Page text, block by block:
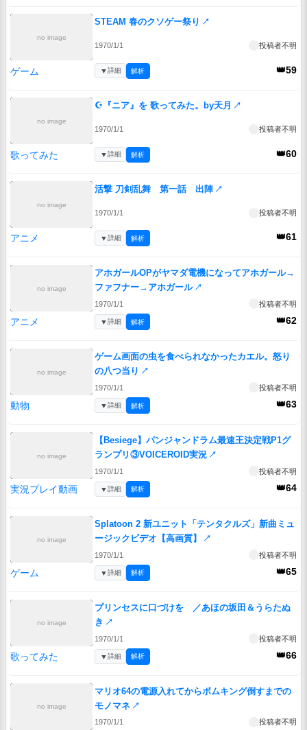
no image
STEAM 春のクソゲー祭り ↗
1970/1/1 投稿者不明
ゲーム 👑59
▼詳細 解析
no image
☪『ニア』を 歌ってみた。by天月 ↗
1970/1/1 投稿者不明
歌ってみた 👑60
▼詳細 解析
no image
活撃 刀剣乱舞 第一話 出陣 ↗
1970/1/1 投稿者不明
アニメ 👑61
▼詳細 解析
no image
アホガールOPがヤマダ電機になってアホガール→
ファフナー→アホガール ↗
1970/1/1 投稿者不明
アニメ 👑62
▼詳細 解析
no image
ゲーム画面の虫を食べられなかったカエル。怒り
の八つ当り ↗
1970/1/1 投稿者不明
動物 👑63
▼詳細 解析
no image
【Besiege】パンジャンドラム最速王決定戦P1グ
ランプリ③VOICEROID実況 ↗
1970/1/1 投稿者不明
実況プレイ動画 👑64
▼詳細 解析
no image
Splatoon 2 新ユニット「テンタクルズ」新曲ミュ
ージックビデオ【高画質】
↗
1970/1/1 投稿者不明
ゲーム 👑65
▼詳細 解析
no image
プリンセスに口づけを ／あほの坂田＆うらたぬ
き ↗
1970/1/1 投稿者不明
歌ってみた 👑66
▼詳細 解析
no image
マリオ64の電源入れてからボムキング倒すまでの
モノマネ ↗
1970/1/1 投稿者不明